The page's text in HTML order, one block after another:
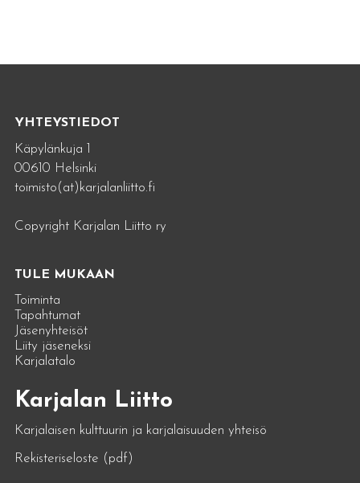
YHTEYSTIEDOT
Käpylänkuja 1
00610 Helsinki
toimisto(at)karjalanliitto.fi
Copyright Karjalan Liitto ry
TULE MUKAAN
Toiminta
Tapahtumat
Jäsenyhteisöt
Liity jäseneksi
Karjalatalo
Karjalan Liitto
Karjalaisen kulttuurin ja karjalaisuuden yhteisö
Rekisteriseloste (pdf)